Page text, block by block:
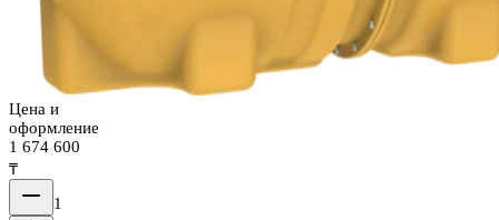
Цена и
оформление
1 674 600
₸
1